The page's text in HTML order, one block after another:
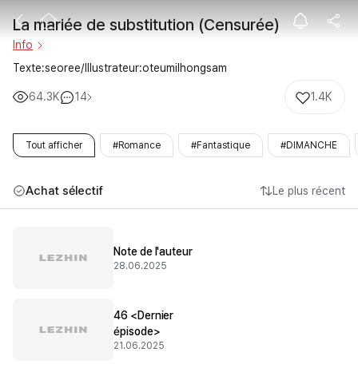
La mariée de
La mariée de substitution (Censurée)
Info
Texte:seoree/Illustrateur:oteumilhongsam
64.3K 14 1.4K
Tout afficher #Romance #Fantastique #DIMANCHE
Achat sélectif Le plus récent
Note de l'auteur
28.06.2025
46 <Dernier
épisode>
21.06.2025